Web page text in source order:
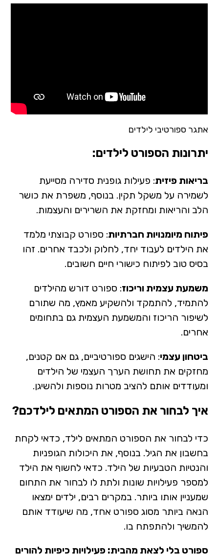
אתגר ספורטיבי לילדים
יתרונות הספורט לילדים:
בריאות פיזית: פעילות גופנית סדירה מסייעת
לשמירה על משקל תקין. בנוסף, משפרת את כושר
הלב והריאות ומחזקת את השרירים והעצמות.
פיתוח מיומנויות חברתיות: ספורט קבוצתי מלמד
את הילדים לעבוד יחד, לחלוק ולכבד אחרים. זהו
בסיס טוב לפיתוח כישורי חיים חשובים.
משמעת עצמית וריכוז: ספורט דורש מהילדים
להתמיד, להתמקד ולהשקיע מאמץ, מה שתורם
לשיפור הריכוז והמשמעת העצמית גם בתחומים
אחרים.
ביטחון עצמי: הישגים ספורטיביים, גם אם קטנים,
מחזקים את תחושת הערך העצמי של הילדים
ומעודדים אותם להציב מטרות נוספות ולהשיגן.
איך לבחור את הספורט המתאים לילדכם?
כדי לבחור את הספורט המתאים לילד, כדאי לקחת
בחשבון את הגיל. בנוסף, את היכולות הגופניות
והנטיות הטבעיות של הילד. כדאי לחשוף את הילד
למספר פעילויות שונות ולתת לו לבחור את התחום
שמעניין אותו ביותר. במקרים רבים, ילדים ימצאו
הנאה ביותר מסוג ספורט אחד, מה שיעודד אותם
להמשיך ולהתפתח בו.
ספורט בלי לצאת מהבית: פעילויות כיפיות להורים